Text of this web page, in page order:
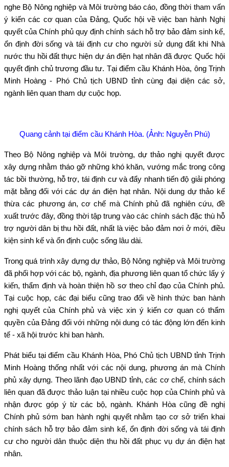
nghe Bộ Nông nghiệp và Môi trường báo cáo, đồng thời tham vấn
ý kiến các cơ quan của Đảng, Quốc hội về việc ban hành Nghị
quyết của Chính phủ quy định chính sách hỗ trợ bảo đảm sinh kế,
ổn định đời sống và tái định cư cho người sử dụng đất khi Nhà
nước thu hồi đất thực hiện dự án điện hạt nhân đã được Quốc hội
quyết định chủ trương đầu tư. Tại điểm cầu Khánh Hòa, ông Trịnh
Minh Hoàng - Phó Chủ tịch UBND tỉnh cùng đại diện các sở,
ngành liên quan tham dự cuộc họp.
Quang cảnh tại điểm cầu Khánh Hòa. (Ảnh: Nguyễn Phú)
Theo Bộ Nông nghiệp và Môi trường, dự thảo nghị quyết được
xây dựng nhằm tháo gỡ những khó khăn, vướng mắc trong công
tác bồi thường, hỗ trợ, tái định cư và đẩy nhanh tiến độ giải phóng
mặt bằng đối với các dự án điện hạt nhân. Nội dung dự thảo kế
thừa các phương án, cơ chế mà Chính phủ đã nghiên cứu, đề
xuất trước đây, đồng thời tập trung vào các chính sách đặc thù hỗ
trợ người dân bị thu hồi đất, nhất là việc bảo đảm nơi ở mới, điều
kiện sinh kế và ổn định cuộc sống lâu dài.
Trong quá trình xây dựng dự thảo, Bộ Nông nghiệp và Môi trường
đã phối hợp với các bộ, ngành, địa phương liên quan tổ chức lấy ý
kiến, thẩm định và hoàn thiện hồ sơ theo chỉ đạo của Chính phủ.
Tại cuộc họp, các đại biểu cũng trao đổi về hình thức ban hành
nghị quyết của Chính phủ và việc xin ý kiến cơ quan có thẩm
quyền của Đảng đối với những nội dung có tác động lớn đến kinh
tế - xã hội trước khi ban hành.
Phát biểu tại điểm cầu Khánh Hòa, Phó Chủ tịch UBND tỉnh Trịnh
Minh Hoàng thống nhất với các nội dung, phương án mà Chính
phủ xây dựng. Theo lãnh đạo UBND tỉnh, các cơ chế, chính sách
liên quan đã được thảo luận tại nhiều cuộc họp của Chính phủ và
nhận được góp ý từ các bộ, ngành. Khánh Hòa cũng đề nghị
Chính phủ sớm ban hành nghị quyết nhằm tạo cơ sở triển khai
chính sách hỗ trợ bảo đảm sinh kế, ổn định đời sống và tái định
cư cho người dân thuộc diện thu hồi đất phục vụ dự án điện hạt
nhân.